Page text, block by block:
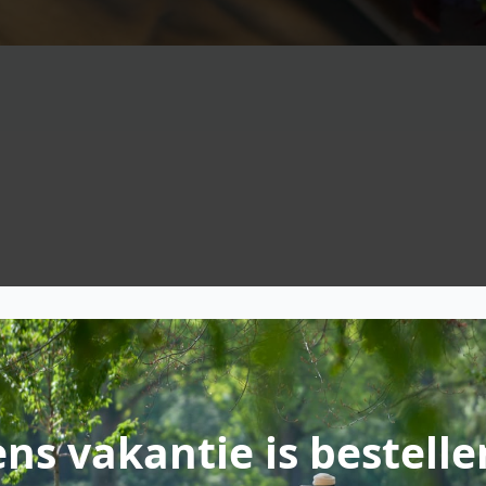
Over de helft
vakantie is